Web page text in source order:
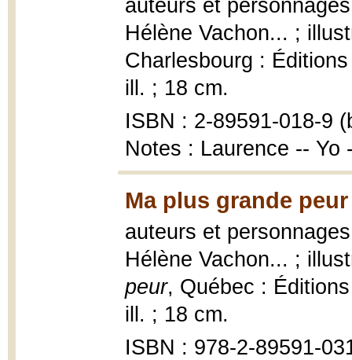
auteurs et
Hélène Vachon... ;
Charlesbourg :
ill. ; 18 cm.
ISBN : 2-89591-018-9
Notes : Laurence -- Yo
Ma plus grande peur
auteurs et
Hélène Vachon... ;
peur, Québec :
ill. ; 18 cm.
ISBN : 978-2-89591-